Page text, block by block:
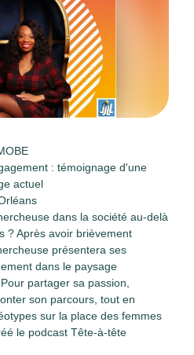
: témoignage d'une
actuel
dans la société au-delà
? Après avoir brièvement
présentera ses
dans le paysage
partager sa passion,
son parcours, tout en
sur la place des femmes
le podcast Tête-à-tête